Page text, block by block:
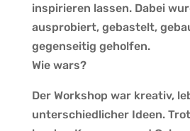
inspirieren lassen. Dabei
ausprobiert, gebastelt,
gegenseitig geholfen.
Wie wars?
Der Workshop war kreativ,
unterschiedlicher Ideen.